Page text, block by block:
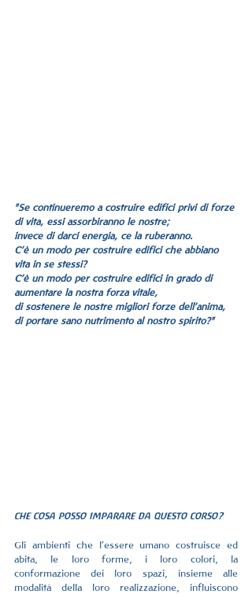
"Se continueremo a costruire edifici privi di forze
di vita, essi assorbiranno le nostre;
invece di darci energia, ce la ruberanno.
C'è un modo per costruire edifici che abbiano
vita in se stessi?
C'è un modo per costruire edifici in grado di
aumentare la nostra forza vitale,
di sostenere le nostre migliori forze dell'anima,
di portare sano nutrimento al nostro spirito?"
che cosa posso imparare da questo corso?
Gli ambienti che l’essere umano costruisce ed
abita, le loro forme, i loro colori, la
conformazione dei loro spazi, insieme alle
modalità della loro realizzazione, influiscono